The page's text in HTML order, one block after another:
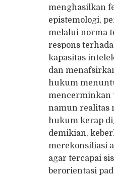
menghasilkan
epistemologi,
melalui norma
respons
kapasitas
dan
hukum
mencerminkan
namun realitas
hukum kerap
demikian,
merekonsiliasi
agar tercapai
berorientasi